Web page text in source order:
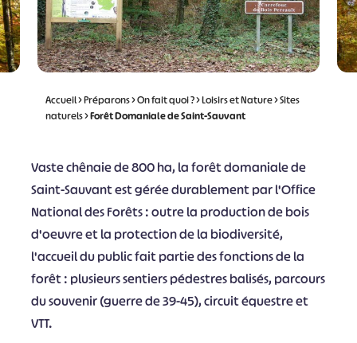
Accueil>Préparons>On fait quoi ?>Loisirs et Nature>Sites
naturels>Forêt Domaniale de Saint-Sauvant
Vaste chênaie de 800 ha, la forêt domaniale de
Saint-Sauvant est gérée durablement par l'Office
National des Forêts : outre la production de bois
d'oeuvre et la protection de la biodiversité,
l'accueil du public fait partie des fonctions de la
forêt : plusieurs sentiers pédestres balisés, parcours
du souvenir (guerre de 39-45), circuit équestre et
VTT.